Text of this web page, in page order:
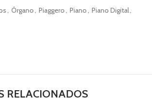
, Órgano, Piaggero, Piano, Piano Digital,
RELACIONADOS